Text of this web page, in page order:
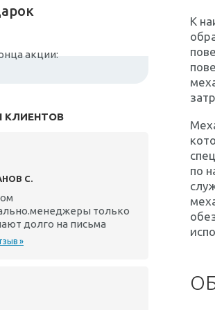
акции:
КЛИЕНТОВ
С.
только
долго на письма
»
К
по